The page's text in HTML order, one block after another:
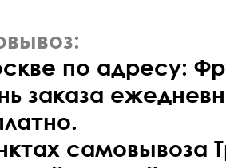
по адресу:
заказа
самовывоза